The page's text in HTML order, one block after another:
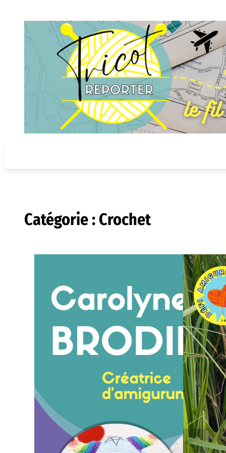
contenu
Catégorie : Crochet